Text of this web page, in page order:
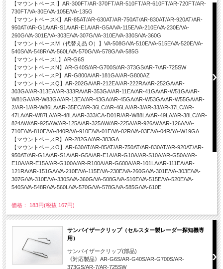
【マウントベースI】AR-300FT/AR-370FT/AR-510FT/AR-610FT/AR-720FT/AR-
730FT/VA-30E/VA-105E/VA-135G
【マウントベースK】AR-85AT/AR-630AT/AR-750AT/AR-830AT/AR-920AT/AR-
950AT/AR-G1A/AR-S1A/AR-E1A/AR-G5A/VA-115E/VA-210E/VA-230E/VA-
260G/VA-301E/VA-303E/VA-307G/VA-310E/VA-330S/VA-360G
【マウントベースM（代替え品 O）】VA-508G/VA-510E/VA-515E/VA-520E/VA-
540S/VA-548R/VA-560L/VA-570G/VA-578G/VA-585G
【マウントベースL】AR-G6S
【マウントベースN】AR-G40S/AR-G700S/AR-373GS/AR-7/AR-725SW
【マウントベースP】AR-G800A/AR-181GA/AR-G800AZ
【マウントベースQ】AR-202GA/AR-212EA/AR-222RA/AR-252GA/AR-
303GA/AR-313EA/AR-333RA/AR-353GA/AR-11EA/AR-41GA/AR-W51GA/AR-
W81GA/AR-W83GA/AR-13EA/AR-43GA/AR-45GA/AR-W53GA/AR-W55GA/AR-
2/AR-1/AR-W86LA/AR-35EC/AR-36LC/AR-46LA/AR-3/AR-33/AR-37LC/AR-
47LA/AR-W87LA/AR-48LA/AR-333/CA-D01R/AR-W88LA/AR-49LA/AR-38LC/AR-
824AW/AR-925AW/AR-125A/AR-325AW/AR-225A/AR-926AW/AR-126A/VA-
710E/VA-810E/VA-840R/VA-910E/VA-01E/VA-02R/VA-03E/VA-04R/YA-W19GA
【マウントベースR】AR-282GA/AR-383GA
【マウントベースO】AR-630AT/AR-85AT/AR-750AT/AR-830AT/AR-920AT/AR-
950AT/AR-G1A/AR-S1A/AR-G5A/AR-E1A/AR-G10A/AR-S10A/AR-G50A/AR-
E10A/AR-E15A/AR-G100A/AR-R100A/AR-G600A/AR-101LA/AR-111EA/AR-
121RA/AR-151GA/VA-210E/VA-115E/VA-230E/VA-260G/VA-301E/VA-303E/VA-
307G/VA-310E/VA-330S/VA-360G/VA-508G/VA-510E/VA-515E/VA-520E/VA-
540S/VA-548R/VA-560L/VA-570G/VA-578G/VA-585G/VA-610E
価格： 183円(税抜 167円)
サンバイザークリップ（セルスター製レーダー探知機専
用）
サンバイザークリップ(部品)
《対応製品》AR-G6S/AR-G40S/AR-G700S/AR-
373GS/AR-7/AR-725SW